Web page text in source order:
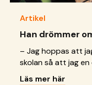
Artikel
Han drömmer
– Jag hoppas att
skolan så att jag en
pojkarna i lärcentret.
Läs mer här